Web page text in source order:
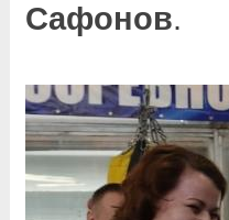
Сафонов.